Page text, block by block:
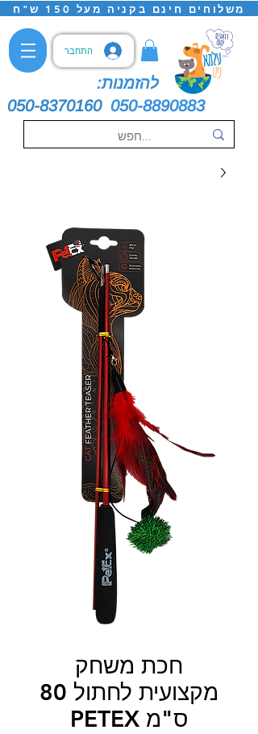
משלוחים חינם בקניה מעל 150 ש"ח
התחבר
להזמנות:
050-8370160 050-8890883
חכת משחק
מקצועית לחתול 80
ס"מ PETEX